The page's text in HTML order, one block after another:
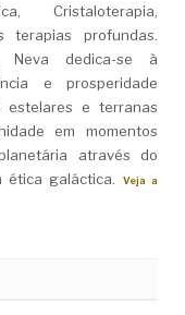
Cristaloterapia,
terapias profundas.
Neva dedica-se à
e prosperidade
estelares e terranas
em momentos
através do
ética galáctica.
Veja a